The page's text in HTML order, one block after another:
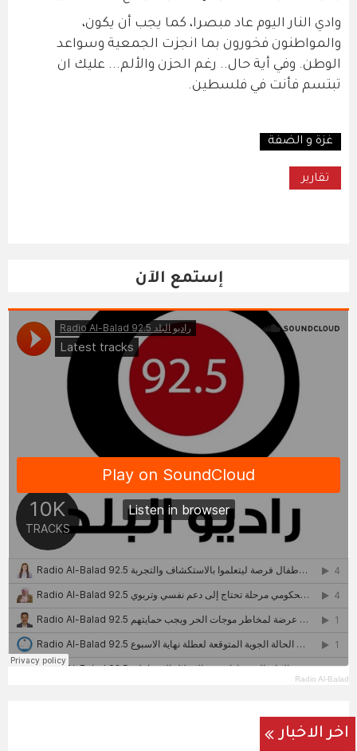
وادي النار اليوم عاد مبصرا، كما يجب أن يكون،
والمواطنون فخورون بما انجزت الجمعية وسواعد
الوطن. وفي أية حال.. رغم الحزن والألم... عليك ان
تبتسم فأنت في فلسطين.
غزة و الضفة
تقارير
إستمع الآن
Radio Al-Balad
اخر الاخبار